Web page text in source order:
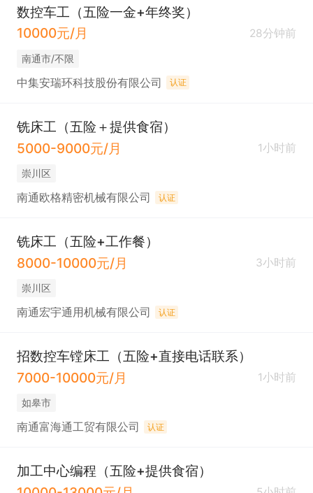
数控车工（五险一金+年终奖）
10000元/月
28分钟前
南通市/不限
中集安瑞环科技股份有限公司 认证
铣床工（五险＋提供食宿）
5000-9000元/月
1小时前
崇川区
南通欧格精密机械有限公司 认证
铣床工（五险+工作餐）
8000-10000元/月
3小时前
崇川区
南通宏宇通用机械有限公司 认证
招数控车镗床工（五险+直接电话联系）
7000-10000元/月
1小时前
如皋市
南通富海通工贸有限公司 认证
加工中心编程（五险+提供食宿）